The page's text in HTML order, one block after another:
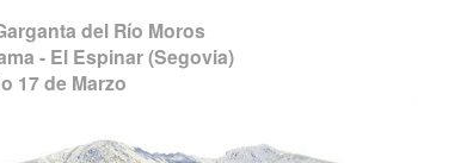
del Río Moros
- El Espinar (Segovia)
17 de Marzo